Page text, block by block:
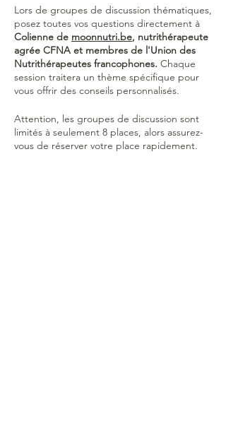
Lors de groupes de discussion thématiques,
posez toutes vos questions directement à
Colienne de moonnutri.be, nutrithérapeute
agrée CFNA et membres de l'Union des
Nutrithérapeutes francophones. Chaque
session traitera un thème spécifique pour
vous offrir des conseils personnalisés.
Attention, les groupes de discussion sont
limités à seulement 8 places, alors assurez-
vous de réserver votre place rapidement.